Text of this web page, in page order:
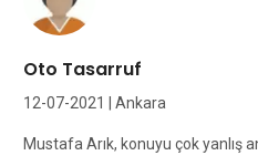
Oto Tasarruf
12-07-2021 | Ankara
Mustafa Arık, konuyu çok yanlış